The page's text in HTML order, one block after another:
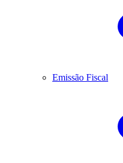
Emissão Fiscal